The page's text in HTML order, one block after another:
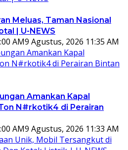
Meluas, Taman Nasional
| U-NEWS
AM9 Agustus, 2026 11:35 AM
Amankan Kapal
N#rkotik4 di Perairan
AM9 Agustus, 2026 11:33 AM